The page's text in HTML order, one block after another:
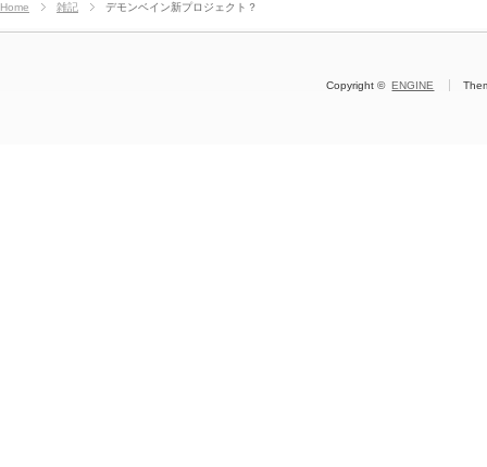
Home 雑記 デモンベイン新プロジェクト？
Copyright ©ENGINE